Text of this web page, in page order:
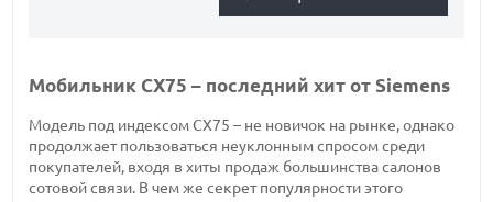
Мобильник CX75 – последний хит от Siemens
Модель под индексом CX75 – не новичок на рынке, однако
продолжает пользоваться неуклонным спросом среди
покупателей, входя в хиты продаж большинства салонов
сотовой связи. В чем же секрет популярности этого